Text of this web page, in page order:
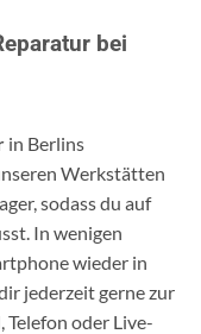
bei
in Berlins
Werkstätten
sodass du auf
In wenigen
wieder in
jederzeit gerne zur
oder Live-